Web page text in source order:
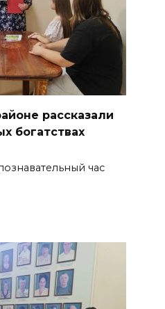
рассказали
богатствах
час